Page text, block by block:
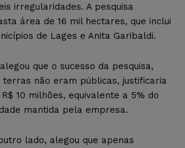
irregularidades. A pesquisa
área de 16 mil hectares, que inclui
de Lages e Anita Garibaldi.
que o sucesso da pesquisa,
terras não eram públicas, justificaria
10 milhões, equivalente a 5% do
mantida pela empresa.
lado, alegou que apenas